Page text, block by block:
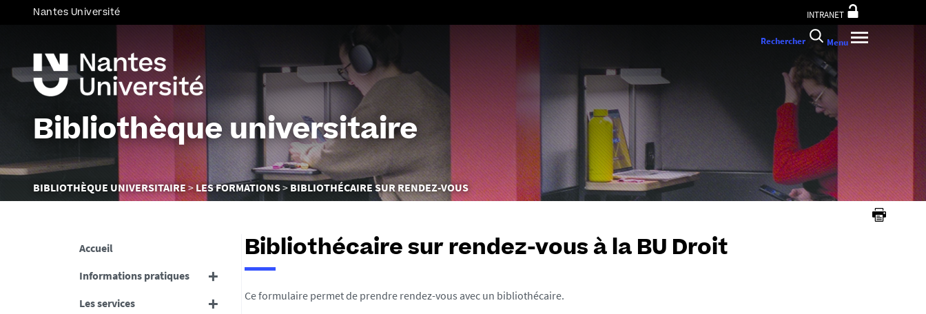
au
Nantes Université INTRANET
Bibliothèque universitaire
Vous
êtes
BIBLIOTHÈQUE UNIVERSITAIRE LES FORMATIONS BIBLIOTHÉCAIRE SUR RENDEZ-VOUS
Rechercher Menu
Accueil
Informations pratiques
Les services
Bibliothécaire sur rendez-vous à la BU Droit
Ce formulaire permet de prendre rendez-vous avec un bibliothécaire.